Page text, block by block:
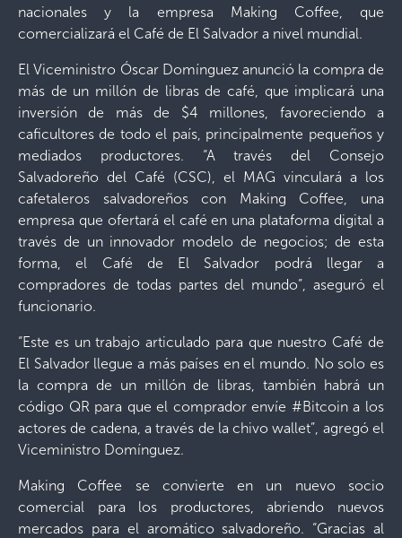
nacionales y la empresa Making Coffee, que
comercializará el Café de El Salvador a nivel mundial.
El Viceministro Óscar Domínguez anunció la compra de
más de un millón de libras de café, que implicará una
inversión de más de $4 millones, favoreciendo a
caficultores de todo el país, principalmente pequeños y
mediados productores. “A través del Consejo
Salvadoreño del Café (CSC), el MAG vinculará a los
cafetaleros salvadoreños con Making Coffee, una
empresa que ofertará el café en una plataforma digital a
través de un innovador modelo de negocios; de esta
forma, el Café de El Salvador podrá llegar a
compradores de todas partes del mundo”, aseguró el
funcionario.
“Este es un trabajo articulado para que nuestro Café de
El Salvador llegue a más países en el mundo. No solo es
la compra de un millón de libras, también habrá un
código QR para que el comprador envíe #Bitcoin a los
actores de cadena, a través de la chivo wallet”, agregó el
Viceministro Domínguez.
Making Coffee se convierte en un nuevo socio
comercial para los productores, abriendo nuevos
mercados para el aromático salvadoreño. “Gracias al